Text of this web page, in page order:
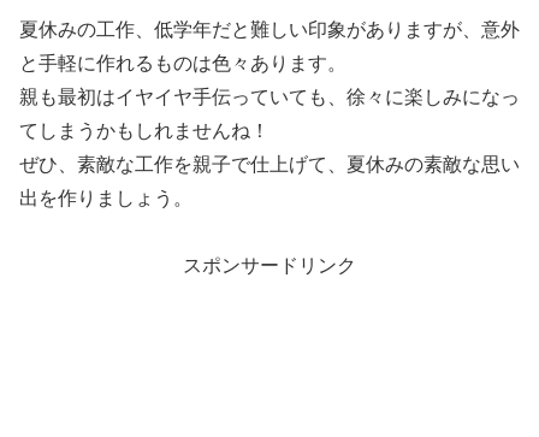
夏休みの工作、低学年だと難しい印象がありますが、意外
と手軽に作れるものは色々あります。
親も最初はイヤイヤ手伝っていても、徐々に楽しみになっ
てしまうかもしれませんね！
ぜひ、素敵な工作を親子で仕上げて、夏休みの素敵な思い
出を作りましょう。
スポンサードリンク